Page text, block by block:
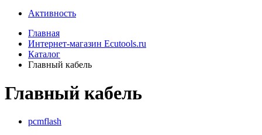
Активность
Главная
Интернет-магазин Ecutools.ru
Каталог
Главный кабель
Главный кабель
pcmflash